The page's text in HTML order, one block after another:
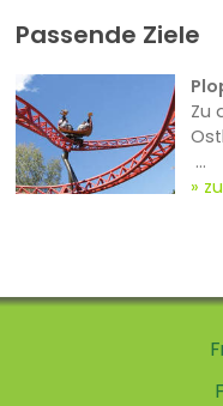
Passende Ziele
Zu
...